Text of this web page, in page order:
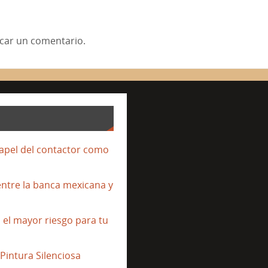
un comentario.
del contactor como
la banca mexicana y
el mayor riesgo para tu
Silenciosa